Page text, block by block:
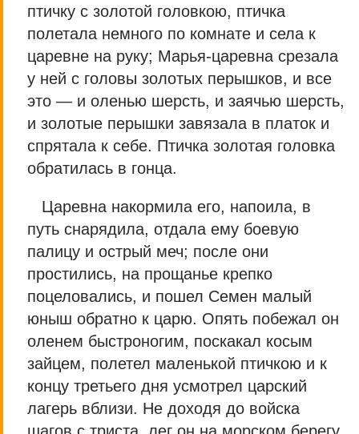
птичку с золотой головкою, птичка
полетала немного по комнате и села к
царевне на руку; Марья-царевна срезала
у ней с головы золотых перышков, и все
это — и оленью шерсть, и заячью шерсть,
и золотые перышки завязала в платок и
спрятала к себе. Птичка золотая головка
обратилась в гонца.
Царевна накормила его, напоила, в
путь снарядила, отдала ему боевую
палицу и острый меч; после они
простились, на прощанье крепко
поцеловались, и пошел Семен малый
юныш обратно к царю. Опять побежал он
оленем быстроногим, поскакал косым
зайцем, полетел маленькой птичкою и к
концу третьего дня усмотрел царский
лагерь вблизи. Не доходя до войска